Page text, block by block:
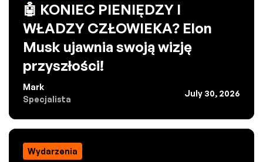
🤖 KONIEC PIENIĘDZY I
WŁADZY CZŁOWIEKA? Elon
Musk ujawnia swoją wizję
przyszłości!
Mark
Specjalista
July 30, 2026
Wydarzenia